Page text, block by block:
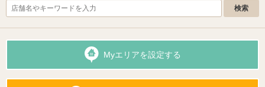
Myエリアを設定する